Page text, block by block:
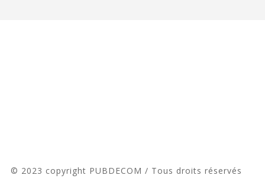
© 2023 copyright PUBDECOM / Tous droits réservés